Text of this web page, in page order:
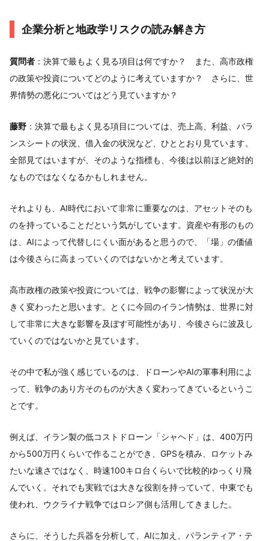
企業分析と地政学リスクの読み解き方
質問者 ：決算で最もよく見る項目は何ですか？ また、高市政権
の政策や投資についてどのように考えていますか？ さらに、世
界情勢の悪化についてはどう見ていますか？
藤野 ：決算で最もよく見る項目については、売上高、利益、バラ
ンスシートの状況、借入金の状況など、ひととおり見ています。
全部見てはいますが、そのような指標も、今後は以前ほど絶対的
なものではなくなるかもしれません。
それよりも、AI時代において非常に重要なのは、アセットそのも
のを持っていることだという気がしています。資産や有形のもの
は、AIによって代替しにくい面があると思うので、「場」の価値
は今後さらに高まっていくのではないかと考えています。
高市政権の政策や投資については、戦争の影響によって状況が大
きく変わったと思います。とくに今回のイラン情勢は、世界に対
して非常に大きな影響を及ぼす可能性があり、今後さらに波及し
ていくのではないかと見ています。
その中で私が強く感じているのは、ドローンやAIの軍事利用によ
って、戦争のあり方そのものが大きく変わってきているというこ
とです。
例えば、イラン製の低コストドローン「シャヘド」は、400万円
から500万円くらいで作ることができ、GPSを積み、ロケットみ
たいな速さではなく、時速100キロ台くらいで比較的ゆっくり飛
んでいく。それでも実戦では大きな役割を持っていて、中東でも
使われ、ウクライナ戦争ではロシア側も活用してきました。
さらに、そうした兵器を分析して、AIに加え、パランティア・テ